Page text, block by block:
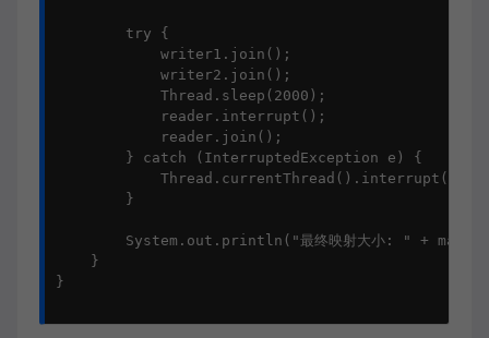
        try {
            writer1.join();
            writer2.join();
            Thread.sleep(2000);
            reader.interrupt();
            reader.join();
        } catch (InterruptedException e) {
            Thread.currentThread().interrupt();
        }
System.out.println("最终映射大小: " +
    }
}